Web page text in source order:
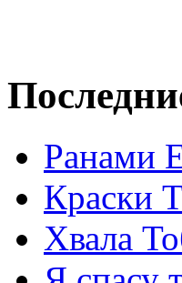
Ранами
Краски
Хвала